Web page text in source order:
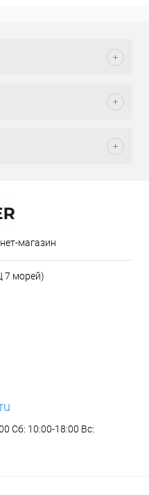
магазин
7 морей)
Сб: 10:00-18:00 Вс: